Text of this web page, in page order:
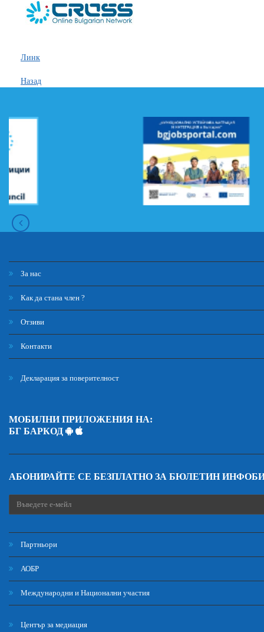
Линк
Назад
За нас
Как да стана член ?
Отзиви
Контакти
Декларация за поверителност
МОБИЛНИ ПРИЛОЖЕНИЯ НА:
БГ БАРКОД
АБОНИРАЙТЕ СЕ БЕЗПЛАТНО ЗА БЮЛЕТИН
Партньори
АОБР
Международни и Национални участия
Център за медиация